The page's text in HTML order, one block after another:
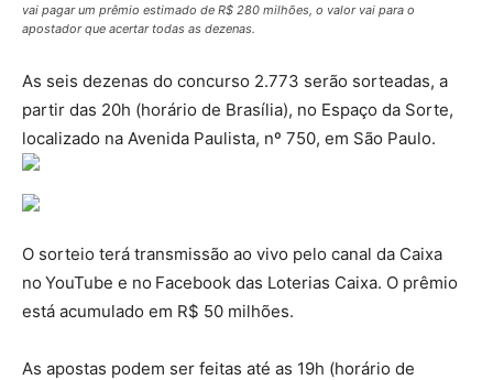
vai pagar um prêmio estimado de R$ 280 milhões, o valor vai para o
apostador que acertar todas as dezenas.
As seis dezenas do concurso 2.773 serão sorteadas, a
partir das 20h (horário de Brasília), no Espaço da Sorte,
localizado na Avenida Paulista, nº 750, em São Paulo.
O sorteio terá transmissão ao vivo pelo canal da Caixa
no YouTube e no Facebook das Loterias Caixa. O prêmio
está acumulado em R$ 50 milhões.
As apostas podem ser feitas até as 19h (horário de